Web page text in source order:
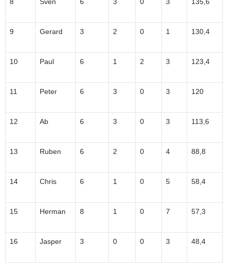
9 Gerard 3 2 0 1 130,4
10 Paul 6 1 2 3 123,4
11 Peter 6 3 0 3 120
12 Ab 6 3 0 3 113,6
13 Ruben 6 2 0 4 88,8
14 Chris 6 1 0 5 58,4
15 Herman 8 1 0 7 57,3
16 Jasper 3 0 0 3 48,4